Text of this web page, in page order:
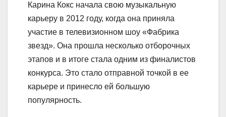
Карина Кокс начала свою музыкальную
карьеру в 2012 году, когда она приняла
участие в телевизионном шоу «Фабрика
звезд». Она прошла несколько отборочных
этапов и в итоге стала одним из финалистов
конкурса. Это стало отправной точкой в ее
карьере и принесло ей большую
популярность.